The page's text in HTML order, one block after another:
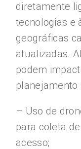
diretamente
tecnologias e
geográficas
atualizadas.
podem
planejamento
– Uso de
para coleta
acesso;